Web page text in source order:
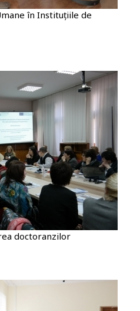
în Instituțiile de
doctoranzilor